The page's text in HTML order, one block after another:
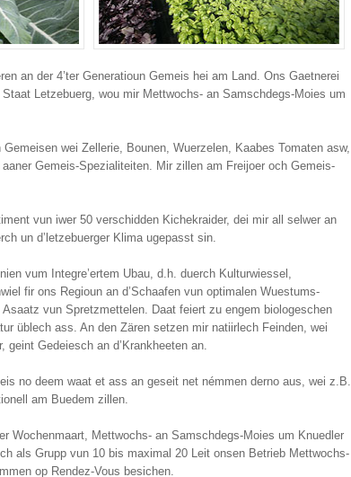
an der 4’ter Generatioun Gemeis hei am Land. Ons Gaetnerei
Letzebuerg, wou mir Mettwochs- an Samschdegs-Moies um
wei Zellerie, Bounen, Wuerzelen, Kaabes Tomaten asw,
Gemeis-Spezialiteiten. Mir zillen am Freijoer och Gemeis-
vun iwer 50 verschidden Kichekraider, dei mir all selwer an
un d’letzebuerger Klima ugepasst sin.
vum Integre’ertem Ubau, d.h. duerch Kulturwiessel,
fir ons Regioun an d’Schaafen vun optimalen Wuestums-
Asaatz vun Spretzmettelen. Daat feiert zu engem biologeschen
üblech ass. An den Zären setzen mir natiirlech Feinden, wei
geint Gedeiesch an d’Krankheeten an.
no deem waat et ass an geseit net némmen derno aus, wei z.B.
am Buedem zillen.
Wochenmaart, Mettwochs- an Samschdegs-Moies um Knuedler
als Grupp vun 10 bis maximal 20 Leit onsen Betrieb Mettwochs-
op Rendez-Vous besichen.